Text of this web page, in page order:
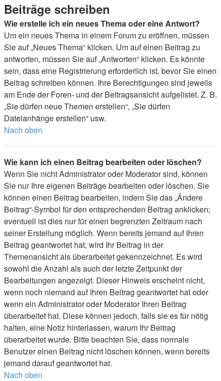
Beiträge schreiben
Wie erstelle ich ein neues Thema oder eine Antwort?
Um ein neues Thema in einem Forum zu eröffnen, müssen
Sie auf „Neues Thema“ klicken. Um auf einen Beitrag zu
antworten, müssen Sie auf „Antworten“ klicken. Es könnte
sein, dass eine Registrierung erforderlich ist, bevor Sie einen
Beitrag schreiben können. Ihre Berechtigungen sind jeweils
am Ende der Foren- und der Beitragsansicht aufgelistet. Z. B.
„Sie dürfen neue Themen erstellen“, „Sie dürfen
Dateianhänge erstellen“ usw.
Nach oben
Wie kann ich einen Beitrag bearbeiten oder löschen?
Wenn Sie nicht Administrator oder Moderator sind, können
Sie nur Ihre eigenen Beiträge bearbeiten oder löschen. Sie
können einen Beitrag bearbeiten, indem Sie das „Ändere
Beitrag“-Symbol für den entsprechenden Beitrag anklicken;
eventuell ist dies nur für einen begrenzten Zeitraum nach
seiner Erstellung möglich. Wenn bereits jemand auf Ihren
Beitrag geantwortet hat, wird Ihr Beitrag in der
Themenansicht als überarbeitet gekennzeichnet. Es wird
sowohl die Anzahl als auch der letzte Zeitpunkt der
Bearbeitungen angezeigt. Dieser Hinweis erscheint nicht,
wenn noch niemand auf Ihren Beitrag geantwortet hat oder
wenn ein Administrator oder Moderator Ihren Beitrag
überarbeitet hat. Diese können jedoch, falls sie es für nötig
halten, eine Notiz hinterlassen, warum Ihr Beitrag
überarbeitet wurde. Bitte beachten Sie, dass normale
Benutzer einen Beitrag nicht löschen können, wenn bereits
jemand darauf geantwortet hat.
Nach oben